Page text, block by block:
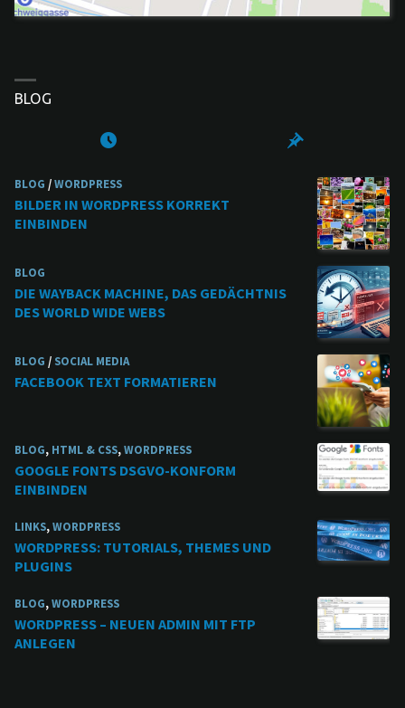
BLOG
BLOG /WORDPRESS
BILDER IN WORDPRESS KORREKT
EINBINDEN
BLOG
DIE WAYBACK MACHINE, DAS GEDÄCHTNIS
DES WORLD WIDE WEBS
BLOG / SOCIAL MEDIA
FACEBOOK TEXT FORMATIEREN
BLOG, HTML & CSS,WORDPRESS
GOOGLE FONTS DSGVO-KONFORM
EINBINDEN
LINKS,WORDPRESS
WORDPRESS: TUTORIALS, THEMES UND
PLUGINS
BLOG,WORDPRESS
WORDPRESS – NEUEN ADMIN MIT FTP
ANLEGEN